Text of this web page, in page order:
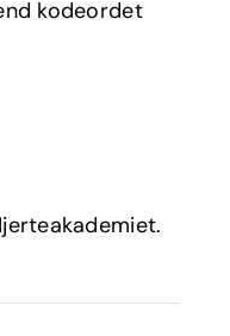
kodeordet